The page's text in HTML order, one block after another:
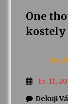
One
kostely
Eva
15. 11.
Dekuji